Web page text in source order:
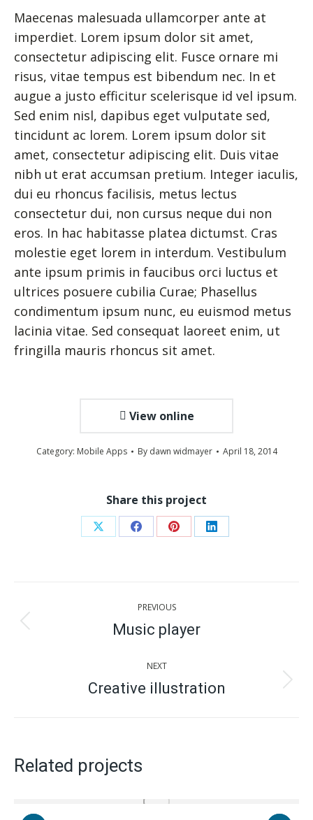
Maecenas malesuada ullamcorper ante at
imperdiet. Lorem ipsum dolor sit amet,
consectetur adipiscing elit. Fusce ornare mi
risus, vitae tempus est bibendum nec. In et
augue a justo efficitur scelerisque id vel ipsum.
Sed enim nisl, dapibus eget vulputate sed,
tincidunt ac lorem. Lorem ipsum dolor sit
amet, consectetur adipiscing elit. Duis vitae
nibh ut erat accumsan pretium. Integer iaculis,
dui eu rhoncus facilisis, metus lectus
consectetur dui, non cursus neque dui non
eros. In hac habitasse platea dictumst. Cras
molestie eget lorem in interdum. Vestibulum
ante ipsum primis in faucibus orci luctus et
ultrices posuere cubilia Curae; Phasellus
condimentum ipsum nunc, eu euismod metus
lacinia vitae. Sed consequat laoreet enim, ut
fringilla mauris rhoncus sit amet.
View online
Category: Mobile Apps By dawn widmayer April 18, 2014
Share this project
Share Share Share Share
navigation
PREVIOUS
Previous
Music player
NEXT
Next
Creative illustration
Related projects